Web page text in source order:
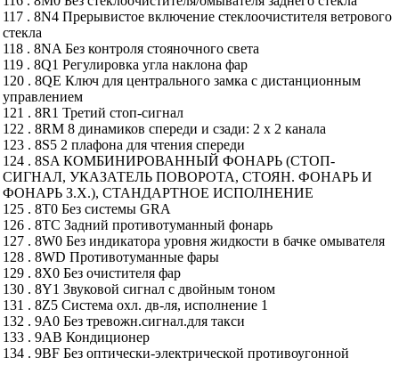
117 . 8N4 Прерывистое включение стеклоочистителя ветрового
стекла
118 . 8NA Без контроля стояночного света
119 . 8Q1 Регулировка угла наклона фар
120 . 8QE Ключ для центрального замка с дистанционным
управлением
121 . 8R1 Третий стоп-сигнал
122 . 8RM 8 динамиков спереди и сзади: 2 х 2 канала
123 . 8S5 2 плафона для чтения спереди
124 . 8SA КОМБИНИРОВАННЫЙ ФОНАРЬ (СТОП-
СИГНАЛ, УКАЗАТЕЛЬ ПОВОРОТА, СТОЯН. ФОНАРЬ И
ФОНАРЬ З.Х.), СТАНДАРТНОЕ ИСПОЛНЕНИЕ
125 . 8T0 Без системы GRA
126 . 8TC Задний противотуманный фонарь
127 . 8W0 Без индикатора уровня жидкости в бачке омывателя
128 . 8WD Противотуманные фары
129 . 8X0 Без очистителя фар
130 . 8Y1 Звуковой сигнал с двойным тоном
131 . 8Z5 Система охл. дв-ля, исполнение 1
132 . 9A0 Без тревожн.сигнал.для такси
133 . 9AB Кондиционер
134 . 9BF Без оптически-электрической противоугонной